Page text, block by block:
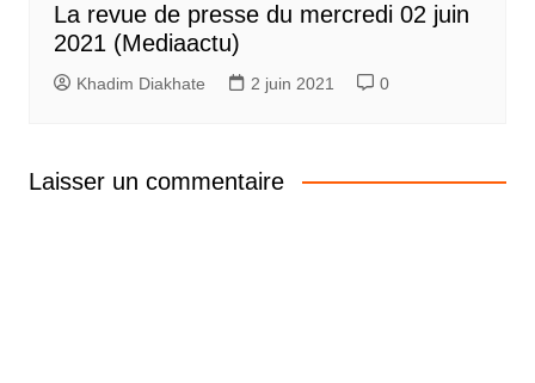
La revue de presse du mercredi 02 juin
2021 (Mediaactu)
Khadim Diakhate 2 juin 2021 0
Laisser un commentaire